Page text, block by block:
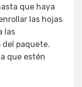
que haya
las hojas
las
paquete.
que estén